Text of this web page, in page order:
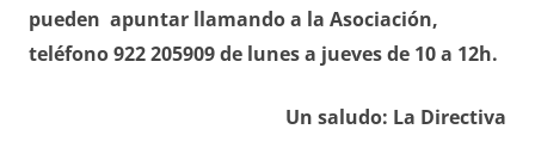
pueden apuntar llamando a la Asociación,
teléfono 922 205909 de lunes a jueves de 10 a 12h.
Un saludo: La Directiva